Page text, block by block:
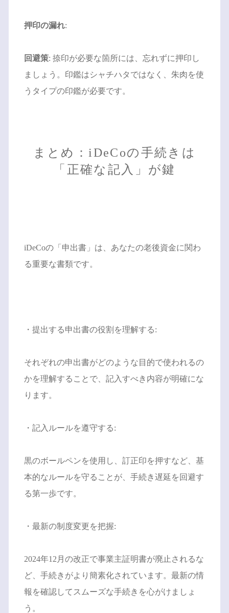
押印の漏れ:
回避策: 捺印が必要な箇所には、忘れずに押印し
ましょう。印鑑はシャチハタではなく、朱肉を使
うタイプの印鑑が必要です。
まとめ：iDeCoの手続きは
「正確な記入」が鍵
iDeCoの「申出書」は、あなたの老後資金に関わ
る重要な書類です。
・提出する申出書の役割を理解する:
それぞれの申出書がどのような目的で使われるの
かを理解することで、記入すべき内容が明確にな
ります。
・記入ルールを遵守する:
黒のボールペンを使用し、訂正印を押すなど、基
本的なルールを守ることが、手続き遅延を回避す
る第一歩です。
・最新の制度変更を把握:
2024年12月の改正で事業主証明書が廃止されるな
ど、手続きがより簡素化されています。最新の情
報を確認してスムーズな手続きを心がけましょ
う。